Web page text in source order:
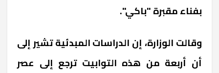
بفناء مقبرة "باكي".
وقالت الوزارة، إن الدراسات المبدئية تشير إلى
أن أربعة من هذه التوابيت ترجع إلى عصر